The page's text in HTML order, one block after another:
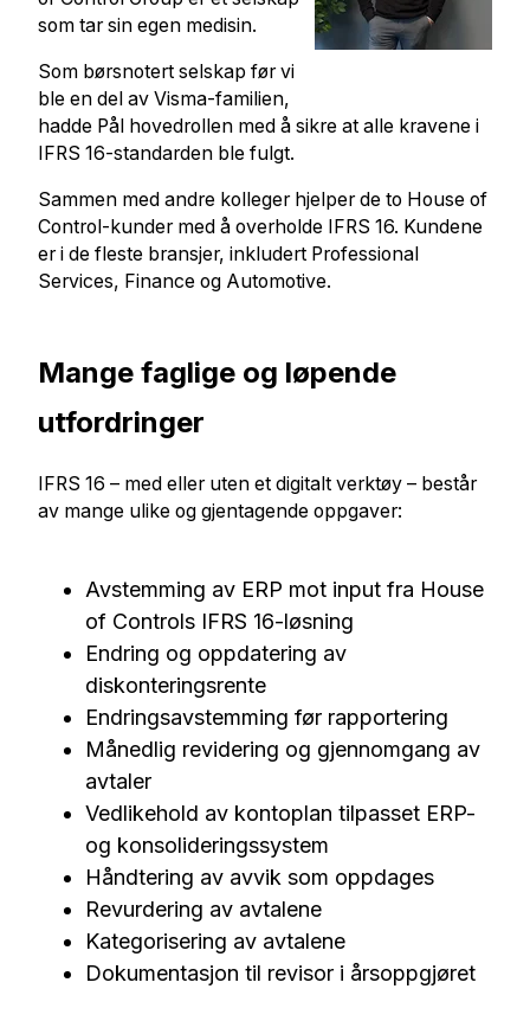
som tar sin egen medisin.
Som børsnotert selskap før vi
ble en del av Visma-familien,
hadde Pål hovedrollen med å sikre at alle kravene i
IFRS 16-standarden ble fulgt.
Sammen med andre kolleger hjelper de to House of
Control-kunder med å overholde IFRS 16. Kundene
er i de fleste bransjer, inkludert Professional
Services, Finance og Automotive.
Mange faglige og løpende
utfordringer
IFRS 16 – med eller uten et digitalt verktøy – består
av mange ulike og gjentagende oppgaver:
Avstemming av ERP mot input fra House
of Controls IFRS 16-løsning
Endring og oppdatering av
diskonteringsrente
Endringsavstemming før rapportering
Månedlig revidering og gjennomgang av
avtaler
Vedlikehold av kontoplan tilpasset ERP-
og konsolideringssystem
Håndtering av avvik som oppdages
Revurdering av avtalene
Kategorisering av avtalene
Dokumentasjon til revisor i årsoppgjøret